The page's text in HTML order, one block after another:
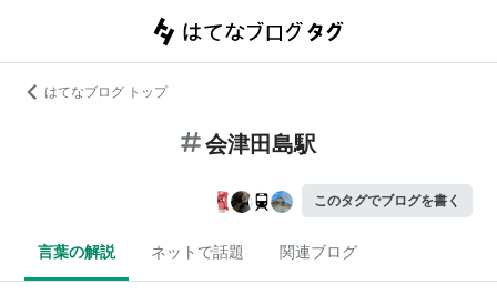
はてなブログ トップ
会津田島駅
このタグでブログを書く
言葉の解説 ネットで話題 関連ブログ